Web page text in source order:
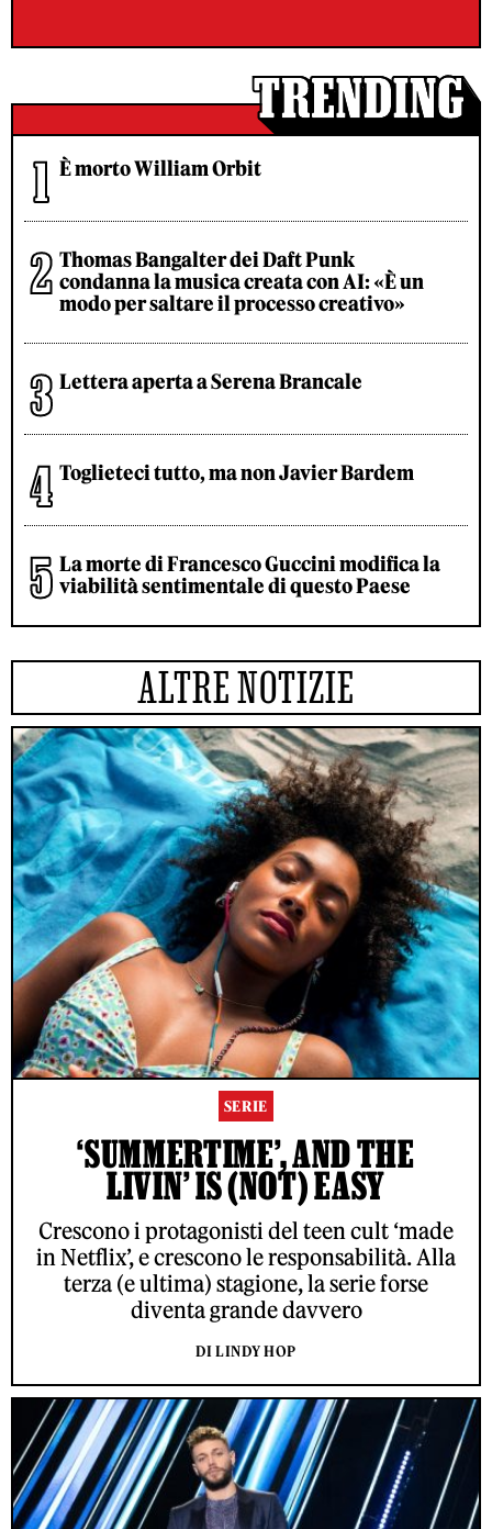
È morto William Orbit
Thomas Bangalter dei Daft Punk
condanna la musica creata con AI: «È un
modo per saltare il processo creativo»
Lettera aperta a Serena Brancale
Toglieteci tutto, ma non Javier Bardem
La morte di Francesco Guccini modifica la
viabilità sentimentale di questo Paese
ALTRE NOTIZIE
SERIE
‘SUMMERTIME’, AND THE
LIVIN’ IS (NOT) EASY
Crescono i protagonisti del teen cult ‘made
in Netflix’, e crescono le responsabilità. Alla
terza (e ultima) stagione, la serie forse
diventa grande davvero
DI LINDY HOP